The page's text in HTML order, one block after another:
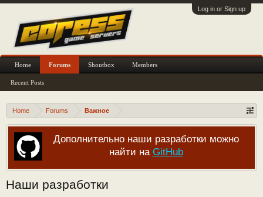
Log in or Sign up
Home Forums Важное
Дополнительно наши разработки можно
найти на GitHub
Наши разработки
Home Forums
Recent Posts
Shoutbox Members